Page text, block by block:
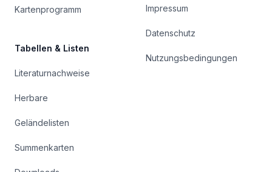
Kartenprogramm
Tabellen & Listen
Literaturnachweise
Herbare
Geländelisten
Summenkarten
Impressum
Datenschutz
Nutzungsbedingungen